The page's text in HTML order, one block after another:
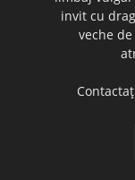
invit cu
veche